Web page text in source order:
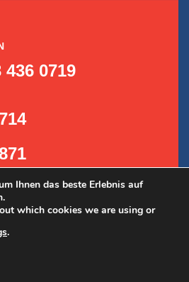
436 0719
Ihnen das beste Erlebnis auf
which cookies we are using or
.